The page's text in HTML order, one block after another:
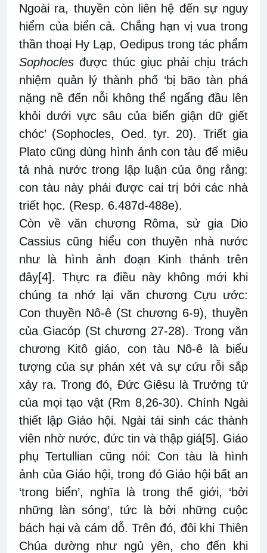
Ngoài ra, thuyền còn liên hệ đến sự nguy
hiểm của biển cả. Chẳng hạn vị vua trong
thần thoại Hy Lạp, Oedipus trong tác phẩm
Sophocles được thúc giục phải chịu trách
nhiệm quản lý thành phố ‘bị bão tàn phá
nặng nề đến nỗi không thể ngẩng đầu lên
khỏi dưới vực sâu của biển giận dữ giết
chóc’ (Sophocles, Oed. tyr. 20). Triết gia
Plato cũng dùng hình ảnh con tàu để miêu
tả nhà nước trong lập luận của ông rằng:
con tàu này phải được cai trị bởi các nhà
triết học. (Resp. 6.487d-488e).
Còn về văn chương Rôma, sử gia Dio
Cassius cũng hiểu con thuyền nhà nước
như là hình ảnh đoạn Kinh thánh trên
đây[4]. Thực ra điều này không mới khi
chúng ta nhớ lại văn chương Cựu ước:
Con thuyền Nô-ê (St chương 6-9), thuyền
của Giacóp (St chương 27-28). Trong văn
chương Kitô giáo, con tàu Nô-ê là biểu
tượng của sự phán xét và sự cứu rỗi sắp
xảy ra. Trong đó, Đức Giêsu là Trưởng tử
của mọi tạo vật (Rm 8,26-30). Chính Ngài
thiết lập Giáo hội. Ngài tái sinh các thành
viên nhờ nước, đức tin và thập giá[5]. Giáo
phụ Tertullian cũng nói: Con tàu là hình
ảnh của Giáo hội, trong đó Giáo hội bất an
‘trong biển’, nghĩa là trong thế giới, ‘bởi
những làn sóng’, tức là bởi những cuộc
bách hại và cám dỗ. Trên đó, đôi khi Thiên
Chúa dường như ngủ yên, cho đến khi